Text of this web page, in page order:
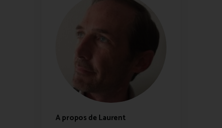
A propos de Laurent